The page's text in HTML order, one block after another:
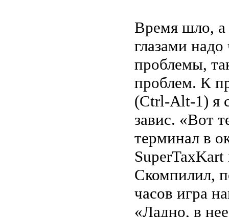
Время шло, а
глазами
проблемы,
проблем. К
(Ctrl-Alt-1) я
завис. «Вот
терминал в
Скомпилил,
часов игра
«Ладно, в